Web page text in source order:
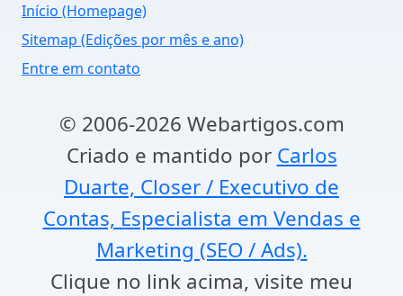
Início (Homepage)
Sitemap (Edições por mês e ano)
Entre em contato
© 2006-2026 Webartigos.com
Criado e mantido por Carlos
Duarte, Closer / Executivo de
Contas, Especialista em Vendas e
Marketing (SEO / Ads).
Clique no link acima, visite meu